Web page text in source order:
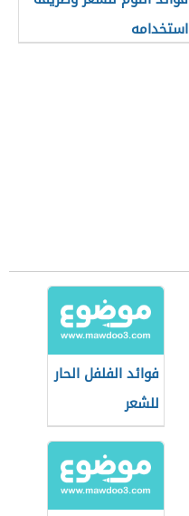
استخدامه
فوائد الفلفل الحار
للشعر